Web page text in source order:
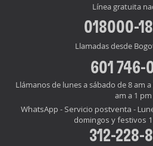
Línea gratuita
018000-
Llamadas desde
601 746-
Llámanos de lunes a sábado de 8 am
am a 1 pm
WhatsApp - Servicio postventa -
domingos y festivos
312-228-